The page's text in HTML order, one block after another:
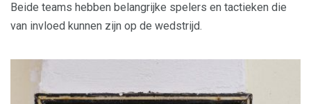
Beide teams hebben belangrijke spelers en tactieken die
van invloed kunnen zijn op de wedstrijd.